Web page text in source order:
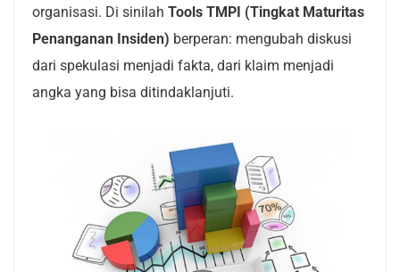
organisasi. Di sinilah Tools TMPI (Tingkat Maturitas
Penanganan Insiden) berperan: mengubah diskusi
dari spekulasi menjadi fakta, dari klaim menjadi
angka yang bisa ditindaklanjuti.